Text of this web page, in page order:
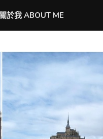
關於我 ABOUT ME